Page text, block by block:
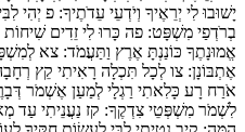
יָשׁוּבוּ לִי יְרֵאֶיךָ וְיֹדְעֵי עֵדֹתֶיךָ: פ יְהִי
בְרֹדְפַי מִשְׁפָּט: פה כָּרוּ לִי זֵדִים
אֱמוּנָתֶךָ כּוֹנַנְתָּ אֶרֶץ וַתַּעֲמֹד: צא
אֶתְבּוֹנָן: צו לְכָל תִּכְלָה רָאִיתִי קֵץ
אֹרַח רָע כָּלִאתִי רַגְלָי לְמַעַן אֶשְׁמֹר
לִשְׁמֹר מִשְׁפְּטֵי צִדְקֶךָ: קז נַעֲנֵיתִי עַד